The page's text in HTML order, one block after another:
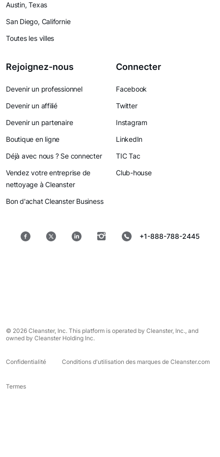
Austin, Texas
San Diego, Californie
Toutes les villes
Rejoignez-nous
Devenir un professionnel
Devenir un affilié
Devenir un partenaire
Boutique en ligne
Déjà avec nous ? Se connecter
Vendez votre entreprise de
nettoyage à Cleanster
Bon d'achat Cleanster Business
Connecter
Facebook
Twitter
Instagram
LinkedIn
TIC Tac
Club-house
+1-888-788-2445
© 2026 Cleanster, Inc. This platform is operated by Cleanster, Inc., and
owned by Cleanster Holding Inc.
Confidentialité Conditions d'utilisation des marques de Cleanster.com
Termes